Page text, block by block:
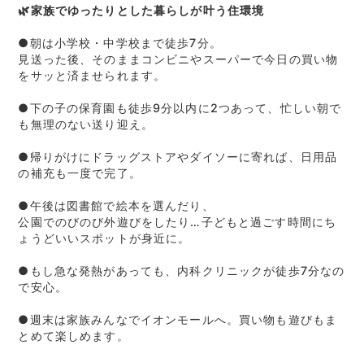
🌿家族でゆったりとした暮らしが叶う住環境
●朝は小学校・中学校まで徒歩7分。
見送った後、そのままコンビニやスーパーで今日の買い物
をサッと済ませられます。
●下の子の保育園も徒歩9分以内に2つあって、忙しい朝で
も無理のない送り迎え。
●帰りがけにドラッグストアやダイソーに寄れば、日用品
の補充も一度で完了。
●午後は図書館で絵本を選んだり、
公園でのびのび外遊びをしたり…子どもと過ごす時間にち
ょうどいいスポットが身近に。
●もし急な発熱があっても、内科クリニックが徒歩7分なの
で安心。
●週末は家族みんなでイオンモールへ。買い物も遊びもま
とめて楽しめます。